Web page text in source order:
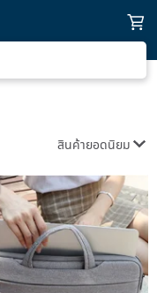
สินค้ายอดนิยม